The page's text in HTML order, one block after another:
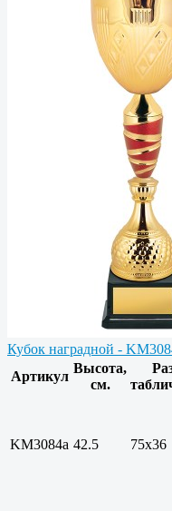
Кубок наградной -
Артикул
Высота,
см.
KM3084a 42.5 75х36